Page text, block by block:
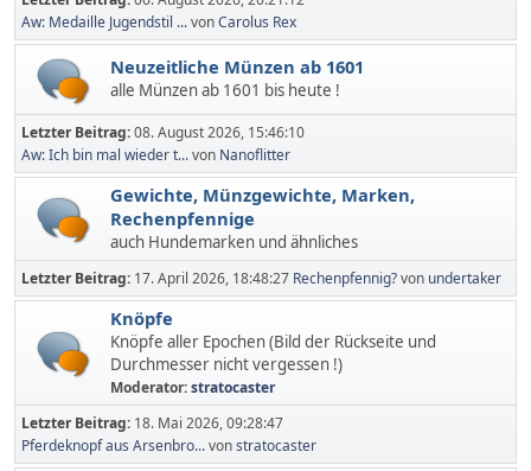
Aw: Medaille Jugendstil ...vonCarolus Rex
Neuzeitliche Münzen ab 1601
alle Münzen ab 1601 bis heute !
Letzter Beitrag:08. August 2026, 15:46:10
Aw: Ich bin mal wieder t...von Nanoflitter
Gewichte, Münzgewichte, Marken,
Rechenpfennige
auch Hundemarken und ähnliches
Letzter Beitrag: 17. April 2026, 18:48:27 Rechenpfennig?von undertaker
Knöpfe
Knöpfe aller Epochen (Bild der Rückseite und
Durchmesser nicht vergessen !)
Moderator:stratocaster
Letzter Beitrag: 18. Mai 2026, 09:28:47
Pferdeknopf aus Arsenbro...vonstratocaster